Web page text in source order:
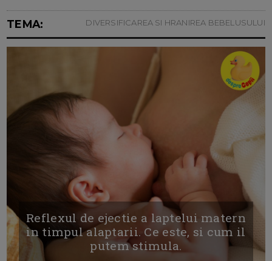
TEMA: DIVERSIFICAREA SI HRANIREA BEBELUSULUI
Reflexul de ejectie a laptelui matern
in timpul alaptarii. Ce este, si cum il
putem stimula.